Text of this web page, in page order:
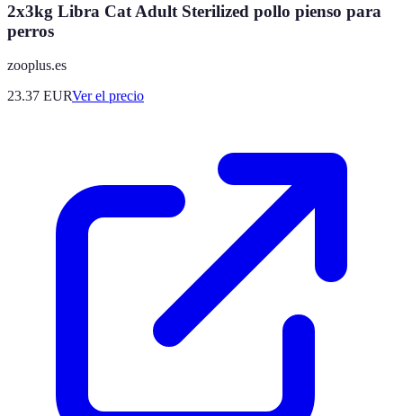
2x3kg Libra Cat Adult Sterilized pollo pienso para
perros
zooplus.es
23.37 EURVer el precio